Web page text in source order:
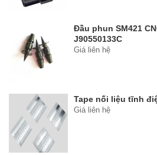
Đầu phun SM421
J90550133C
Giá liên hệ
Tape nối liệu tĩnh
Giá liên hệ